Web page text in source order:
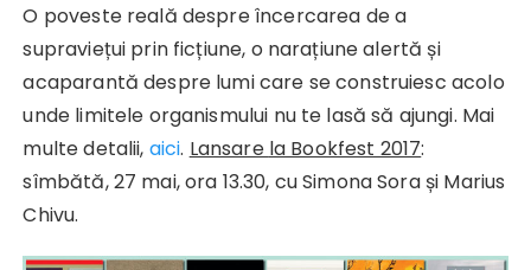
O poveste reală despre încercarea de a
supraviețui prin ficțiune, o narațiune alertă și
acaparantă despre lumi care se construiesc acolo
unde limitele organismului nu te lasă să ajungi. Mai
multe detalii, aici. Lansare la Bookfest 2017:
sîmbătă, 27 mai, ora 13.30, cu Simona Sora și Marius
Chivu.